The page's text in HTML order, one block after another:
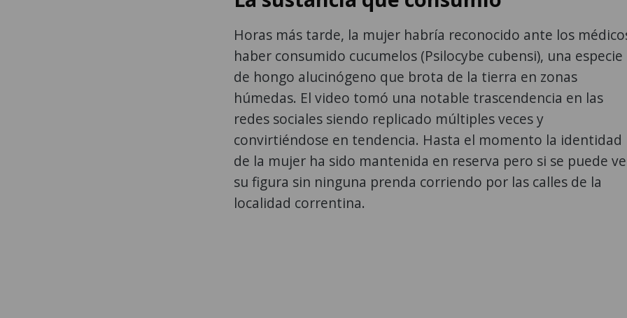
Horas más tarde, la mujer habría reconocido ante los
haber consumido cucumelos (Psilocybe cubensi), una especie
de hongo alucinógeno que brota de la tierra en zonas
húmedas. El video tomó una notable trascendencia en las
redes sociales siendo replicado múltiples veces y
convirtiéndose en tendencia. Hasta el momento la identidad
de la mujer ha sido mantenida en reserva pero si se puede
su figura sin ninguna prenda corriendo por las calles de la
localidad correntina.